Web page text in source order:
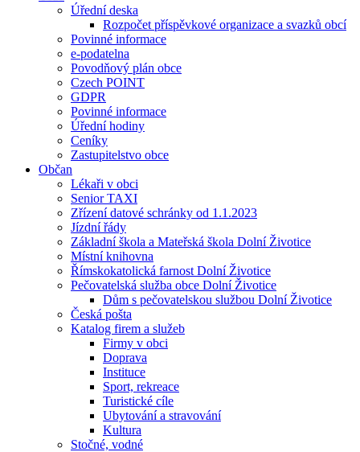
Úřední deska
Rozpočet příspěvkové organizace a svazků obcí
Povinné informace
e-podatelna
Povodňový plán obce
Czech POINT
GDPR
Povinné informace
Úřední hodiny
Ceníky
Zastupitelstvo obce
Občan
Lékaři v obci
Senior TAXI
Zřízení datové schránky od 1.1.2023
Jízdní řády
Základní škola a Mateřská škola Dolní Životice
Místní knihovna
Římskokatolická farnost Dolní Životice
Pečovatelská služba obce Dolní Životice
Dům s pečovatelskou službou Dolní Životice
Česká pošta
Katalog firem a služeb
Firmy v obci
Doprava
Instituce
Sport, rekreace
Turistické cíle
Ubytování a stravování
Kultura
Stočné, vodné